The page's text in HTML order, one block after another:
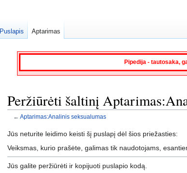
Pipedija - tautosaka,
Peržiūrėti šaltinį
← Aptarimas:Analinis seksualumas
Jump
to
Jump
to
Jūs neturite leidimo keisti šį puslapį dėl šios priežasties:
Veiksmas, kurio prašėte, galimas tik naudotojams,
Jūs galite peržiūrėti ir kopijuoti puslapio kodą.
Puslapis Aptarimas